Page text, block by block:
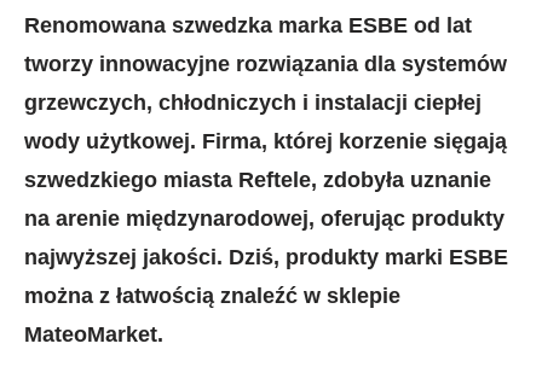
Renomowana szwedzka marka ESBE od lat
tworzy innowacyjne rozwiązania dla systemów
grzewczych, chłodniczych i instalacji ciepłej
wody użytkowej. Firma, której korzenie sięgają
szwedzkiego miasta Reftele, zdobyła uznanie
na arenie międzynarodowej, oferując produkty
najwyższej jakości. Dziś, produkty marki ESBE
można z łatwością znaleźć w sklepie
MateoMarket.